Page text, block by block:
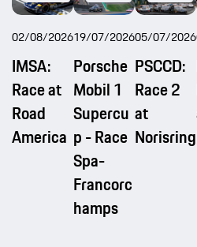
02/08/2026
IMSA:
Race at
Road
America
19/07/2026
Porsche
Mobil 1
Supercu
p - Race
Spa-
Francorc
hamps
05/07/2026
PSCCD:
Race 2
at
Norisring